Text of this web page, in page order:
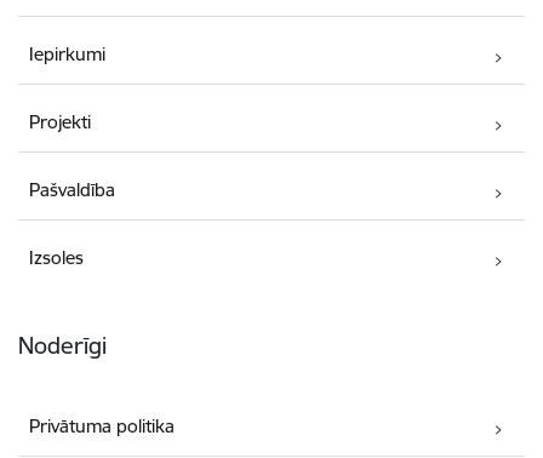
Iepirkumi
Projekti
Pašvaldība
Izsoles
Noderīgi
Privātuma politika